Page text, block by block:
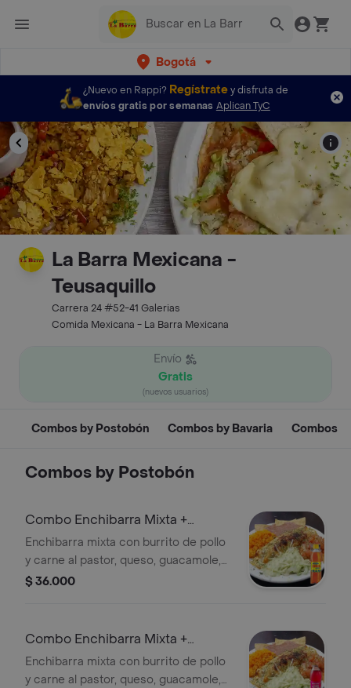
Bogotá
¿Nuevo en Rappi? Regístratey disfruta de
envíos gratis por semanas Aplican TyC
La Barra Mexicana -
Teusaquillo
Carrera 24 #52-41 Galerias
Comida Mexicana - La Barra Mexicana
Envío
Gratis
(nuevos usuarios)
Combos by Postobón Combos by Bavaria Combos
Combos by Postobón
Combo Enchibarra Mixta +
Colombiana Postob��n
Enchibarra mixta con burrito de pollo
y carne al pastor, queso, guacamole,
arroz, frijol, cebolla, piment��n +
$ 36.000
Combo Enchibarra Mixta +
Gaseosa Manzana Postobon
Enchibarra mixta con burrito de pollo
y carne al pastor, queso, guacamole,